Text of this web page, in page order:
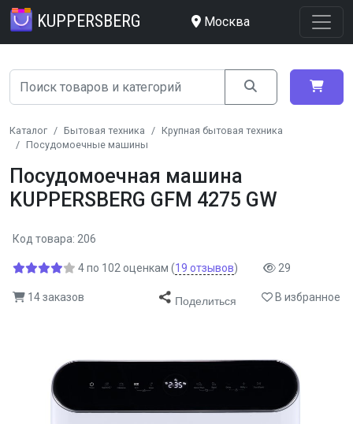
KUPPERSBERG Москва
Каталог Бытовая техника
Крупная бытовая техника
Посудомоечные машины
Посудомоечная машина
KUPPERSBERG GFM 4275 GW
Код товара: 206
4по 102 оценкам (19 отзывов) 29
14 заказов Поделиться В избранное